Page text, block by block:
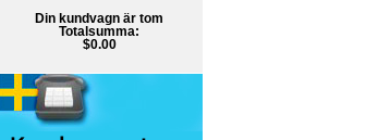
Din kundvagn är tom
Totalsumma:
$0.00